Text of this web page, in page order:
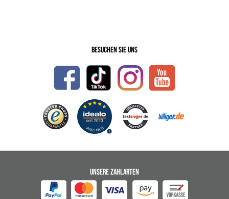
Besuchen Sie uns
UNSERE ZAHLARTEN